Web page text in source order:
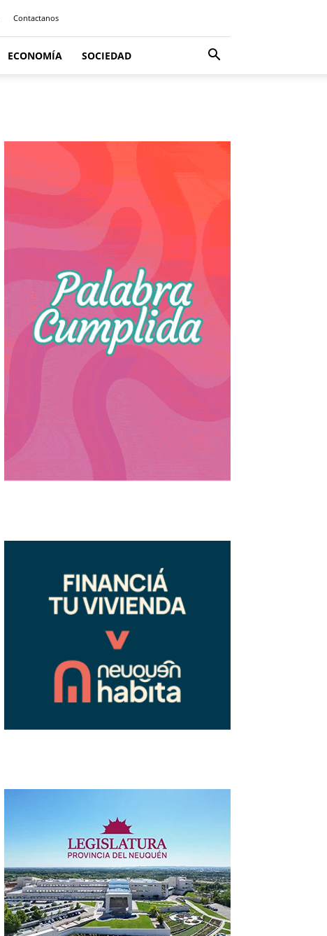
Contactanos
ECONOMÍA SOCIEDAD